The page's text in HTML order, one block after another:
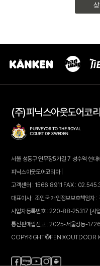
(주)피닉스아웃도어코
서울 성동구 연무장5가길 7 성수역 현
피닉스아웃도어코리아 |
고객센터 : 1566.8911 FAX :
대표이사 : 조인국 개인정보보호책임자 :
사업자등록번호 : 220-88-25317 [사
통신판매업신고 : 2025-서울성동-1726
COPYRIGHT©FENIXOUTDOOR
페 블 유 인 카